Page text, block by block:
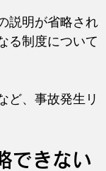
説明が省略され
る制度について
ど、事故発生リ
できない